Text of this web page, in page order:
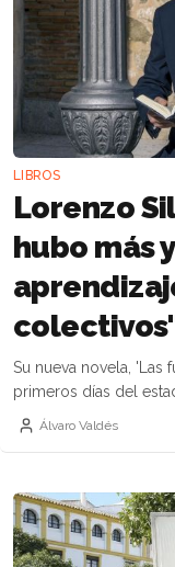
LIBROS
Lorenzo
hubo más
Su nueva novela, 'Las
primeros días del
Álvaro Valdés